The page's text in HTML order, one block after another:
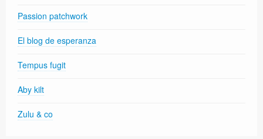
Passion patchwork
El blog de esperanza
Tempus fugit
Aby kilt
Zulu & co